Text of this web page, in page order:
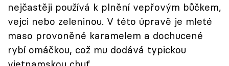
Přihlášení
Sledujte nás
nejčastěji používá k plnění vepřovým bůčkem,
vejci nebo zeleninou. V této úpravě je mleté
maso provoněné karamelem a dochucené
rybí omáčkou, což mu dodává typickou